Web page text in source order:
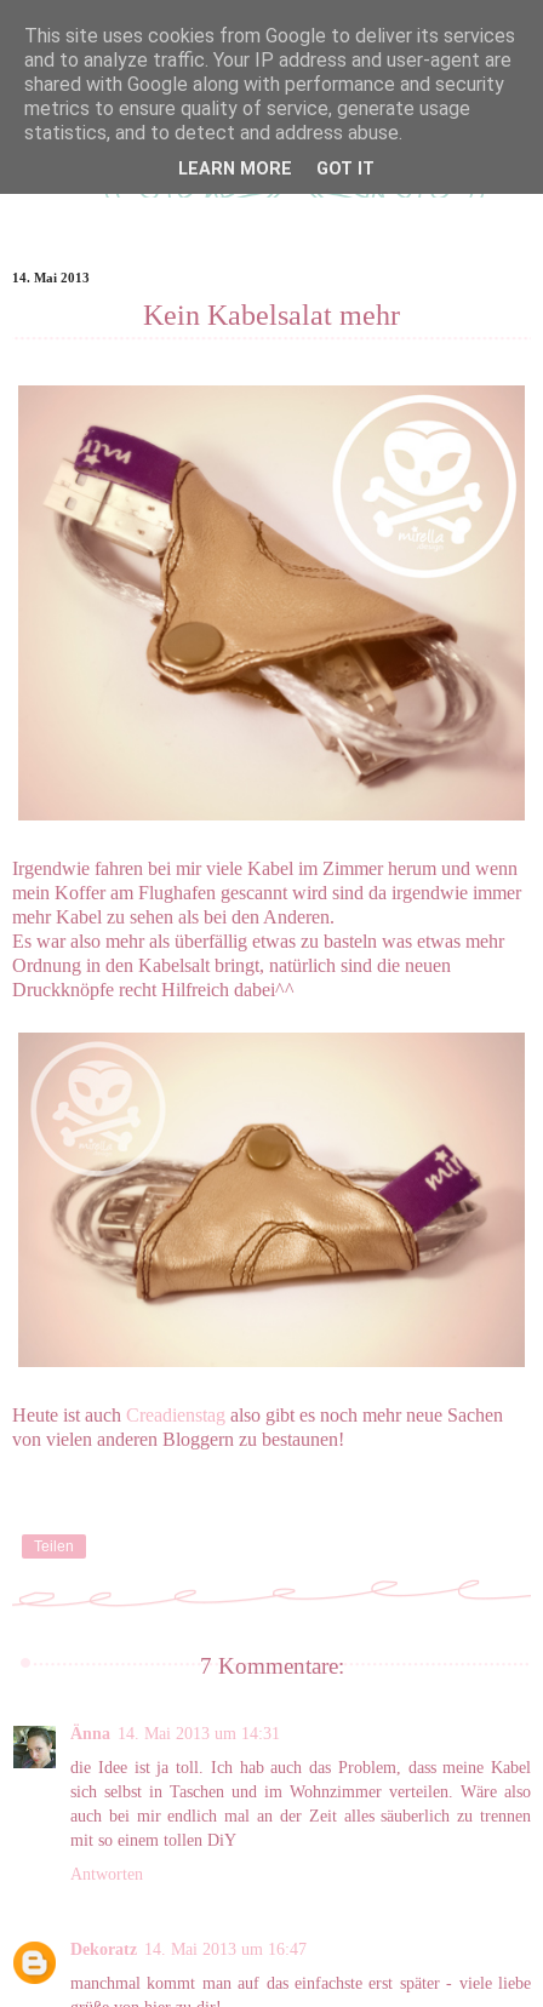
14. Mai 2013
Kein Kabelsalat mehr
Irgendwie fahren bei mir viele Kabel im Zimmer herum und wenn
mein Koffer am Flughafen gescannt wird sind da irgendwie immer
mehr Kabel zu sehen als bei den Anderen.
Es war also mehr als überfällig etwas zu basteln was etwas mehr
Ordnung in den Kabelsalt bringt, natürlich sind die neuen
Druckknöpfe recht Hilfreich dabei^^
Heute ist auch Creadienstag also gibt es noch mehr neue Sachen
von vielen anderen Bloggern zu bestaunen!
Teilen
7 Kommentare:
Änna 14. Mai 2013 um 14:31
die Idee ist ja toll. Ich hab auch das Problem, dass meine Kabel
sich selbst in Taschen und im Wohnzimmer verteilen. Wäre also
auch bei mir endlich mal an der Zeit alles säuberlich zu trennen
mit so einem tollen DiY
Antworten
Dekoratz 14. Mai 2013 um 16:47
manchmal kommt man auf das einfachste erst später - viele liebe
This site uses cookies from Google to deliver its services
and to analyze traffic. Your IP address and user-agent are
shared with Google along with performance and security
metrics to ensure quality of service, generate usage
statistics, and to detect and address abuse.
LEARN MORE GOT IT